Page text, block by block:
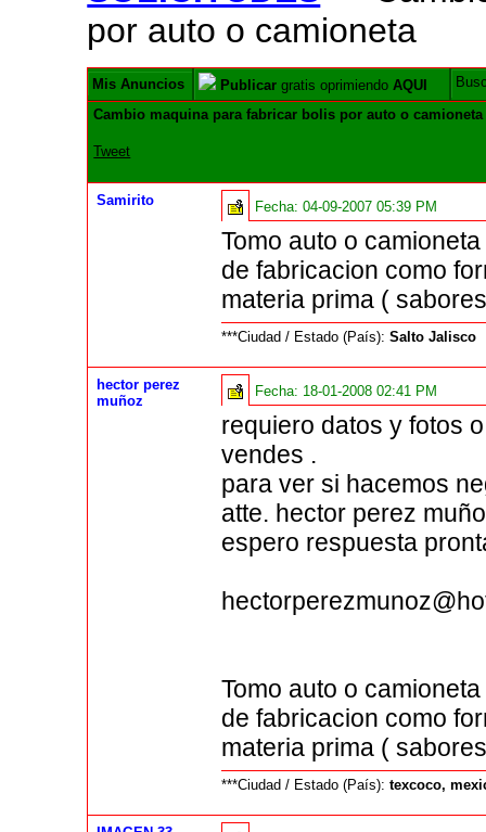
por auto o camioneta
Mis Anuncios Publicar gratis oprimiendoAQUI
Cambio maquina para fabricar bolis por auto o camioneta
Tweet
Samirito Fecha:04-09-2007 05:39 PM
Tomo auto o
de fabricacion como
materia prima (
***Ciudad / Estado (País):Salto Jalisco
hector perez
muñoz
Fecha: 18-01-2008 02:41 PM
requiero datos y fotos
vendes .
para ver si hacemos
atte. hector perez
espero respuesta
Tomo auto o
de fabricacion como
materia prima (
***Ciudad / Estado (País):texcoco,